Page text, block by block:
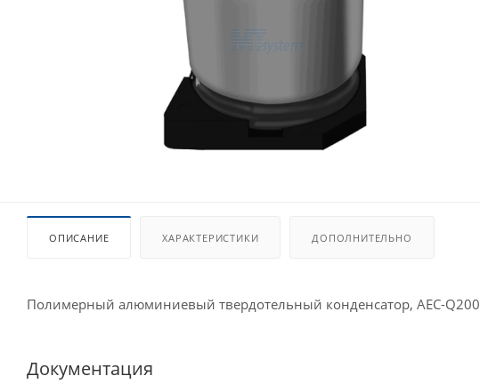
ОПИСАНИЕ ХАРАКТЕРИСТИКИ ДОПОЛНИТЕЛЬНО
Полимерный алюминиевый твердотельный конденсатор, AEC-Q200
Документация